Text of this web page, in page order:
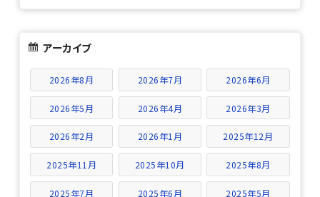
アーカイブ
2026年8月 2026年7月 2026年6月
2026年5月 2026年4月 2026年3月
2026年2月 2026年1月 2025年12月
2025年11月 2025年10月 2025年8月
2025年7月 2025年6月 2025年5月